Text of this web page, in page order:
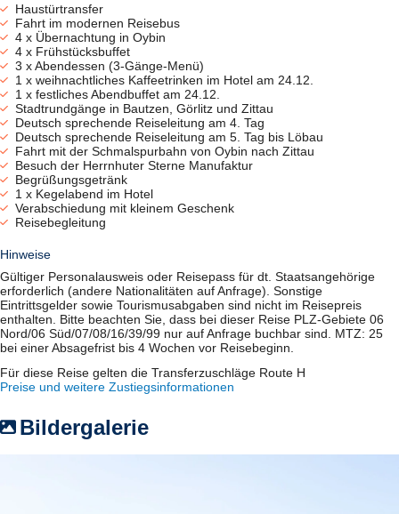
Haustürtransfer
Fahrt im modernen Reisebus
4 x Übernachtung in Oybin
4 x Frühstücksbuffet
3 x Abendessen (3-Gänge-Menü)
1 x weihnachtliches Kaffeetrinken im Hotel am 24.12.
1 x festliches Abendbuffet am 24.12.
Stadtrundgänge in Bautzen, Görlitz und Zittau
Deutsch sprechende Reiseleitung am 4. Tag
Deutsch sprechende Reiseleitung am 5. Tag bis Löbau
Fahrt mit der Schmalspurbahn von Oybin nach Zittau
Besuch der Herrnhuter Sterne Manufaktur
Begrüßungsgetränk
1 x Kegelabend im Hotel
Verabschiedung mit kleinem Geschenk
Reisebegleitung
Hinweise
Gültiger Personalausweis oder Reisepass für dt. Staatsangehörige
erforderlich (andere Nationalitäten auf Anfrage). Sonstige
Eintrittsgelder sowie Tourismusabgaben sind nicht im Reisepreis
enthalten. Bitte beachten Sie, dass bei dieser Reise PLZ-Gebiete 06
Nord/06 Süd/07/08/16/39/99 nur auf Anfrage buchbar sind. MTZ: 25
bei einer Absagefrist bis 4 Wochen vor Reisebeginn.
Für diese Reise gelten die Transferzuschläge Route H
Preise und weitere Zustiegsinformationen
Bildergalerie